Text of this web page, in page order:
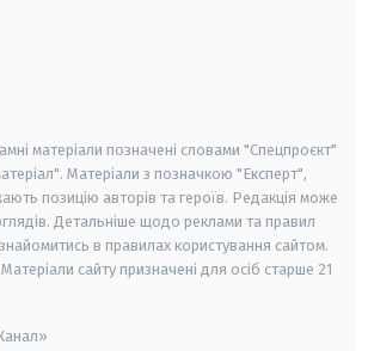
матеріали позначені словами "Спецпроєкт"
Матеріали з позначкою "Експерт",
позицію авторів та героїв. Редакція може
Детальніше щодо реклами та правил
в правилах користування сайтом.
Матеріали сайту призначені для осіб старше 21